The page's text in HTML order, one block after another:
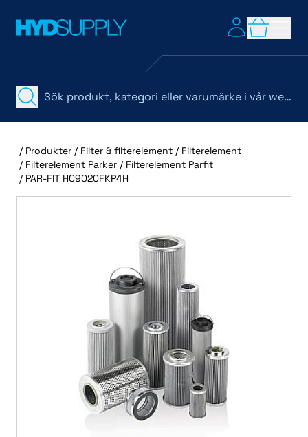
/ Produkter / Filter & filterelement / Filterelement
/ Filterelement Parker / Filterelement Parfit
/ PAR-FIT HC9020FKP4H